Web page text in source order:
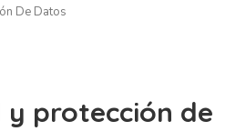
De Datos
y protección de